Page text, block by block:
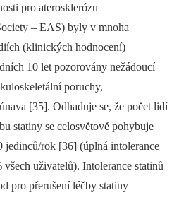
pro aterosklerózu
–⁠ EAS) byly v mnoha
(klinických hodnocení)
10 let pozorovány nežádoucí
poruchy,
[35]. Odhaduje se, že počet lidí
statiny se celosvětově pohybuje
jedinců/rok [36] (úplná intolerance
všech uživatelů). Intolerance statinů
pro přerušení léčby statiny